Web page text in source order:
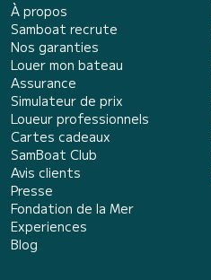
À propos
Samboat recrute
Nos garanties
Louer mon bateau
Assurance
Simulateur de prix
Loueur professionnels
Cartes cadeaux
SamBoat Club
Avis clients
Presse
Fondation de la Mer
Experiences
Blog